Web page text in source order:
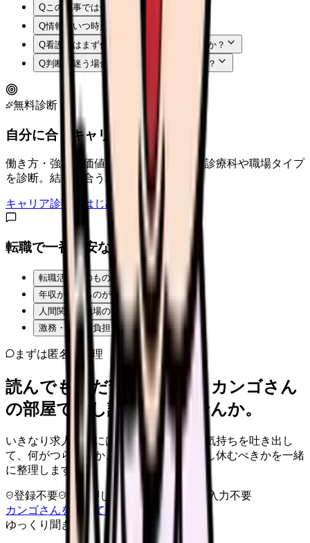
Q この記事では何を確認できますか？
Q情報はいつ時点のものですか？
Q看護師はまず何から確認すればよいですか？
Q判断に迷う場合はどうすればよいですか？
無料診断
自分に合うキャリアタイプは？
働き方・強み・価値観から、向いている診療科や職場タイプ
を診断。結果に合う求人も表示。
キャリア診断をはじめる
転職で一番不安なことは？
転職活動そのものが不安
年収が下がるのが怖い
人間関係・職場の雰囲気
激務・夜勤の負担
まずは匿名で整理
読んでもまだ苦しいなら、カンゴさん
の部屋で少し話してみませんか。
いきなり求人相談には進みません。今の気持ちを吐き出し
て、何がつらいのか、辞めるべきか、少し休むべきかを一緒
に整理します。
登録不要 求人押し売りなし
病院名は入力不要
カンゴさんを知ってから相談する
ゆっくり聞きます